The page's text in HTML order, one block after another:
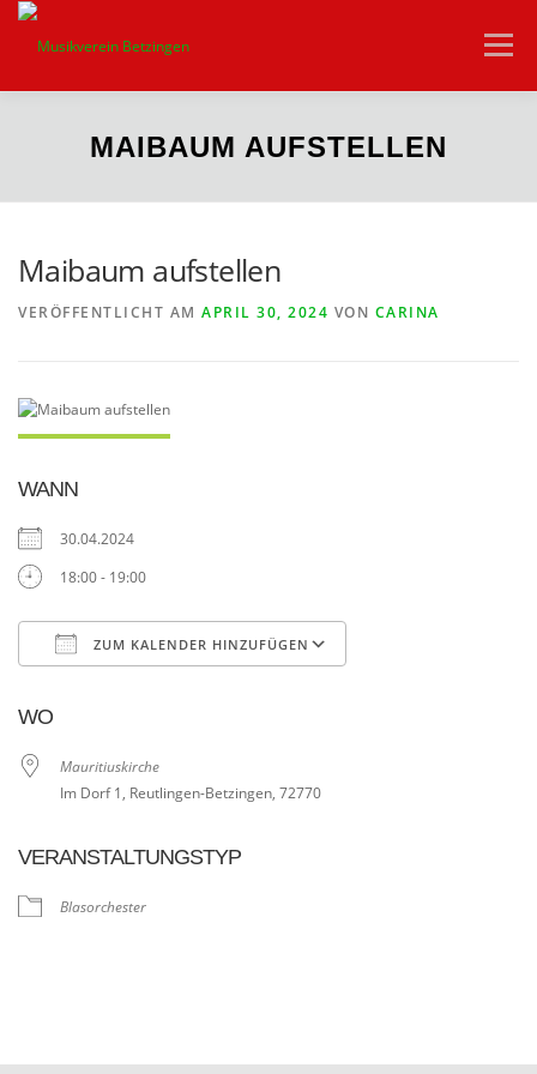
Zum
springen
Menü
VEREIN AKTUELLES ORCHESTER
MAIBAUM AUFSTELLEN
Maibaum aufstellen
VERÖFFENTLICHT AM APRIL 30, 2024 VON CARINA
WANN
30.04.2024
18:00 - 19:00
ZUM KALENDER HINZUFÜGEN
WO
Mauritiuskirche
Im Dorf 1, Reutlingen-Betzingen, 72770
VERANSTALTUNGSTYP
Blasorchester